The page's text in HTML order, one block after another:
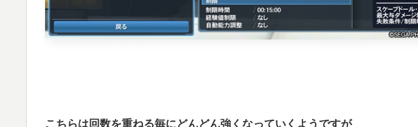
こちらは回数を重ねる毎にどんどん強くなっていくようですが